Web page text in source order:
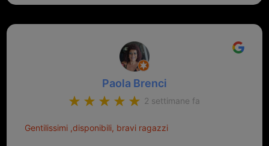
Paola Brenci
2 settimane fa
Gentilissimi ,disponibili, bravi ragazzi